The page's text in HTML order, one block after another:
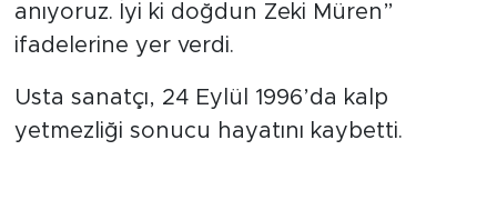
anıyoruz. İyi ki doğdun Zeki Müren”
ifadelerine yer verdi.
Usta sanatçı, 24 Eylül 1996’da kalp
yetmezliği sonucu hayatını kaybetti.